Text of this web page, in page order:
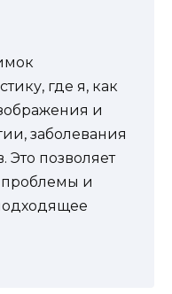
где я, как
и
заболевания
позволяет
и